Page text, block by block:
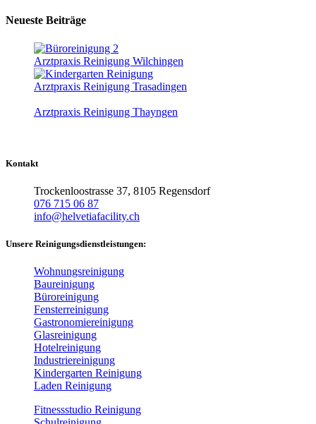
Neueste Beiträge
Arztpraxis Reinigung Wilchingen
Arztpraxis Reinigung Trasadingen
Arztpraxis Reinigung Thayngen
Kontakt
Trockenloostrasse 37, 8105 Regensdorf
076 715 06 87
info@helvetiafacility.ch
Unsere Reinigungsdienstleistungen:
Wohnungsreinigung
Baureinigung
Büroreinigung
Fensterreinigung
Gastronomiereinigung
Glasreinigung
Hotelreinigung
Industriereinigung
Kindergarten Reinigung
Laden Reinigung
Fitnessstudio Reinigung